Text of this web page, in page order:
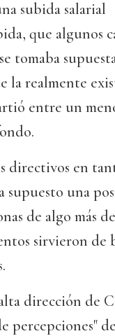
subida salarial
que algunos
tomaba
la realmente
entre un
directivos en
supuesto una
de algo más
sirvieron de
dirección de
percepciones"